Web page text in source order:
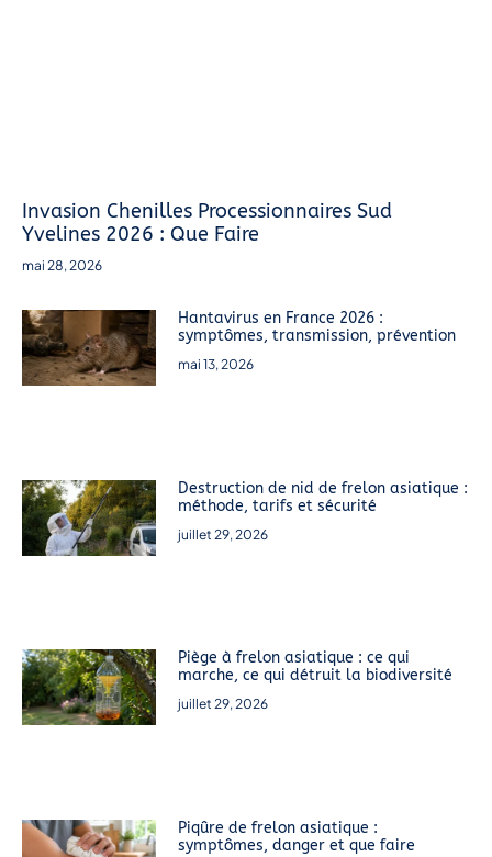
Invasion Chenilles Processionnaires Sud
Yvelines 2026 : Que Faire
mai 28, 2026
Hantavirus en France 2026 :
symptômes, transmission, prévention
mai 13, 2026
Destruction de nid de frelon asiatique :
méthode, tarifs et sécurité
juillet 29, 2026
Piège à frelon asiatique : ce qui
marche, ce qui détruit la biodiversité
juillet 29, 2026
Piqûre de frelon asiatique :
symptômes, danger et que faire